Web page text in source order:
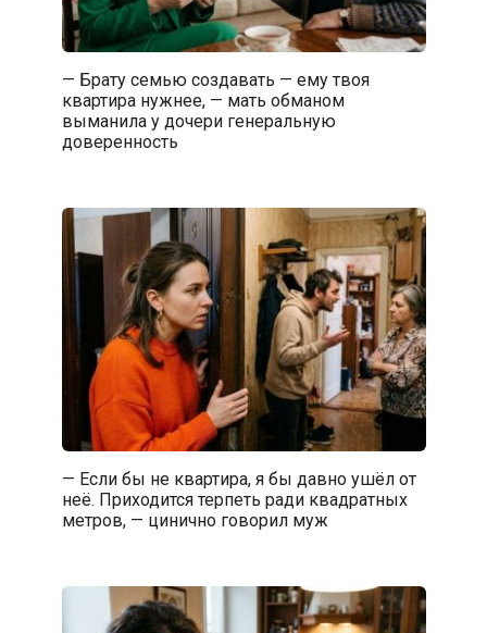
— Брату семью создавать — ему твоя
квартира нужнее, — мать обманом
выманила у дочери генеральную
доверенность
— Если бы не квартира, я бы давно ушёл от
неё. Приходится терпеть ради квадратных
метров, — цинично говорил муж